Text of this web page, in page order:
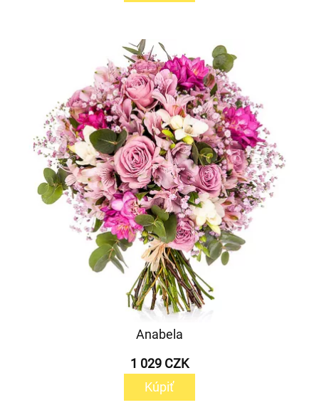
Anabela
1 029 CZK
Kúpiť